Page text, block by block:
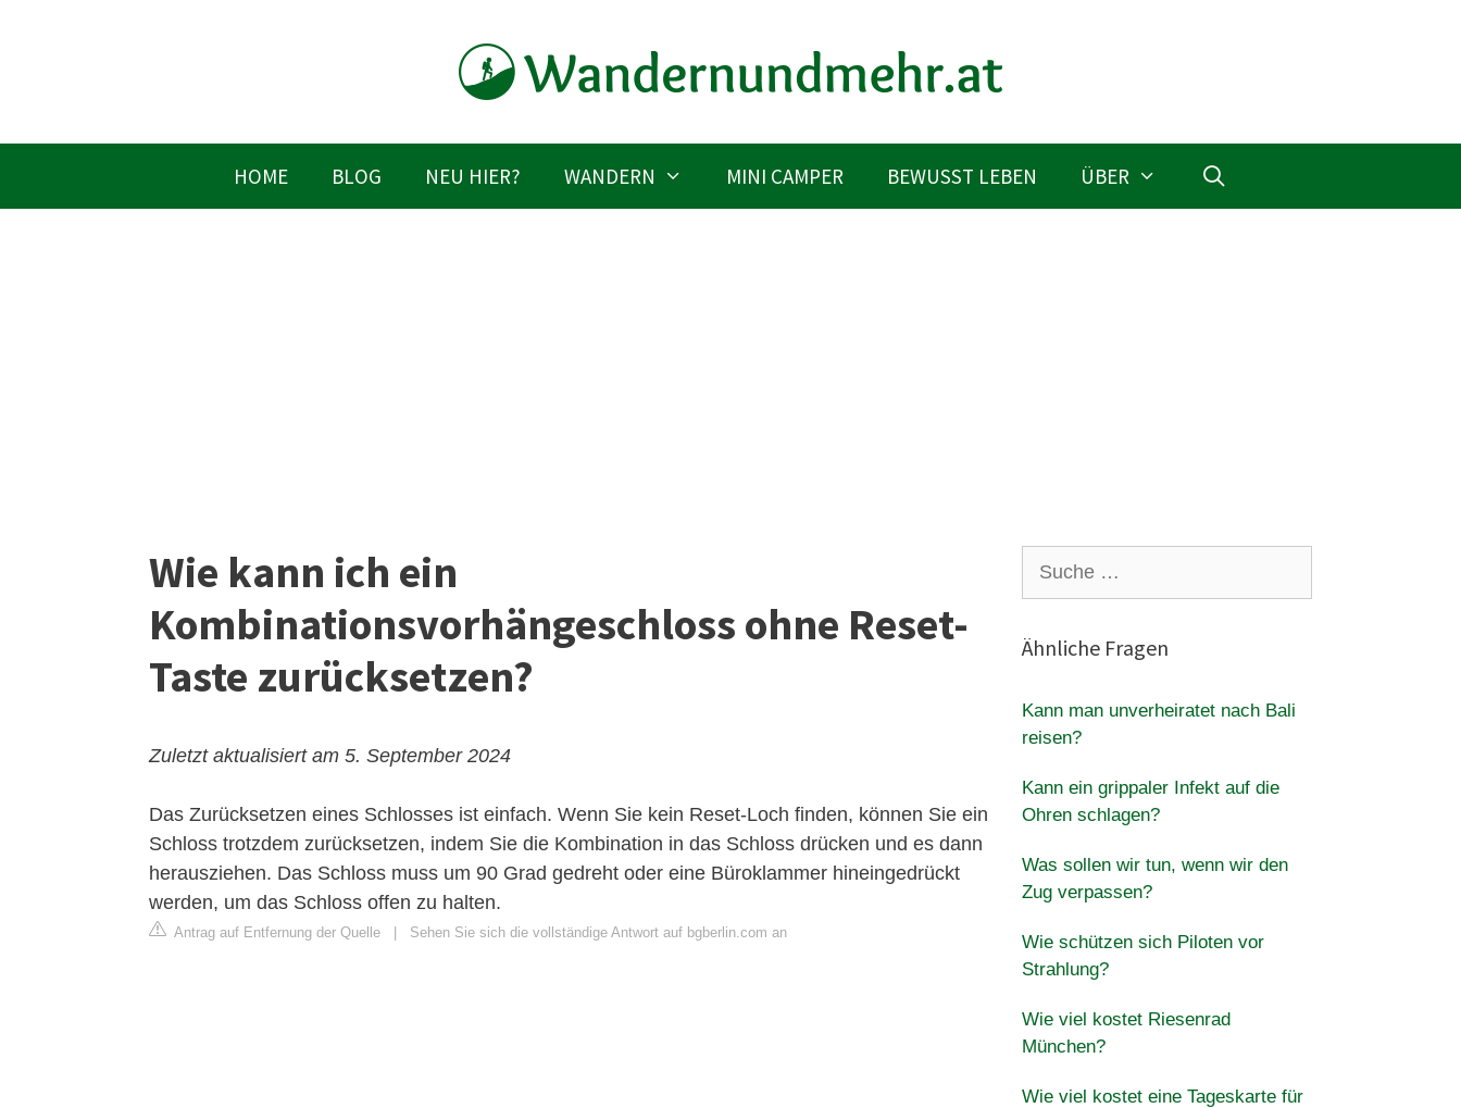
HOME BLOG NEU HIER? WANDERN MINI CAMPER BEWUSST LEBEN ÜBER
Wie kann ich ein
Kombinationsvorhängeschloss ohne Reset-
Taste zurücksetzen?
Zuletzt aktualisiert am 5. September 2024
Das Zurücksetzen eines Schlosses ist einfach. Wenn Sie kein Reset-Loch finden, können Sie ein
Schloss trotzdem zurücksetzen, indem Sie die Kombination in das Schloss drücken und es dann
herausziehen. Das Schloss muss um 90 Grad gedreht oder eine Büroklammer hineingedrückt
werden, um das Schloss offen zu halten.
Antrag auf Entfernung der Quelle Sehen Sie sich die vollständige Antwort auf bgberlin.com an
nach:
Ähnliche Fragen
Kann man unverheiratet nach Bali
reisen?
Kann ein grippaler Infekt auf die
Ohren schlagen?
Was sollen wir tun, wenn wir den
Zug verpassen?
Wie schützen sich Piloten vor
Strahlung?
Wie viel kostet Riesenrad
München?
Wie viel kostet eine Tageskarte für